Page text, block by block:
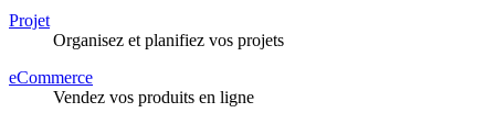
Projet
Organisez et planifiez vos projets
eCommerce
Vendez vos produits en ligne